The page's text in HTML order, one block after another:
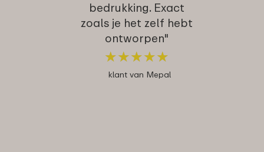
bedrukking. Exact
zoals je het zelf hebt
ontworpen"
★★★★★
★★★★★
klant van Mepal